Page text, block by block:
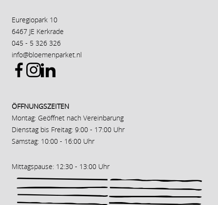
Euregiopark 10
6467 JE Kerkrade
045 - 5 326 326
info@bloemenparket.nl
ÖFFNUNGSZEITEN
Montag: Geöffnet nach Vereinbarung
Dienstag bis Freitag: 9:00 - 17:00 Uhr
Samstag: 10:00 - 16:00 Uhr
Mittagspause: 12:30 - 13:00 Uhr